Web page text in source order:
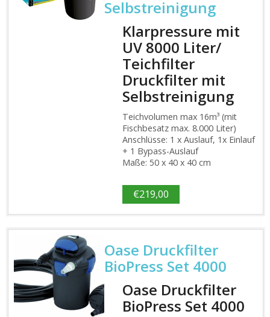
Selbstreinigung
Klarpressure mit
UV 8000 Liter/
Teichfilter
Druckfilter mit
Selbstreinigung
Teichvolumen max 16m³ (mit
Fischbesatz max. 8.000 Liter)
Anschlüsse: 1 x Auslauf, 1x Einlauf
+ 1 Bypass-Auslauf
Maße: 50 x 40 x 40 cm
€219,00
Oase Druckfilter
BioPress Set 4000
Oase Druckfilter
BioPress Set 4000